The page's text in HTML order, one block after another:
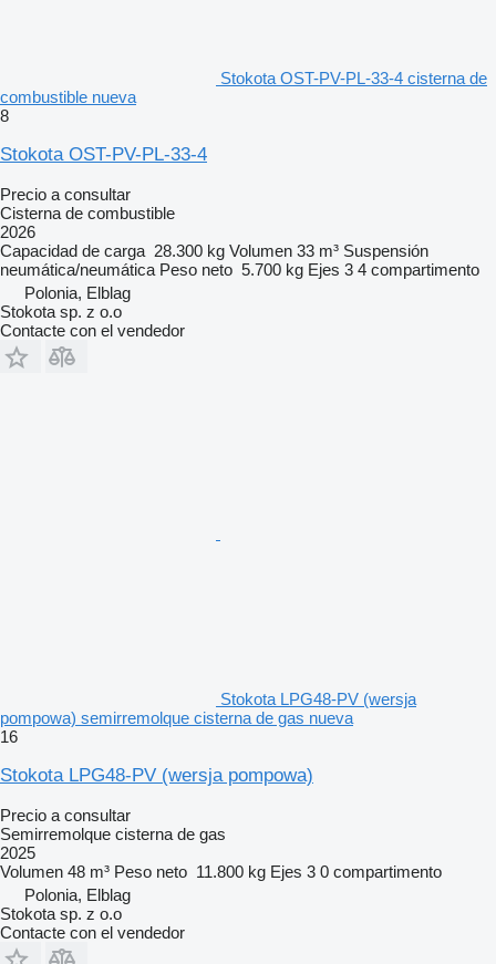
Stokota OST-PV-PL-33-4 cisterna de
combustible nueva
8
Stokota OST-PV-PL-33-4
Precio a consultar
Cisterna de combustible
2026
Capacidad de carga 28.300 kg Volumen 33 m³ Suspensión
neumática/neumática Peso neto 5.700 kg Ejes 3 4 compartimento
Polonia, Elblag
Stokota sp. z o.o
Contacte con el vendedor
Stokota LPG48-PV (wersja
pompowa) semirremolque cisterna de gas nueva
16
Stokota LPG48-PV (wersja pompowa)
Precio a consultar
Semirremolque cisterna de gas
2025
Volumen 48 m³ Peso neto 11.800 kg Ejes 3 0 compartimento
Polonia, Elblag
Stokota sp. z o.o
Contacte con el vendedor